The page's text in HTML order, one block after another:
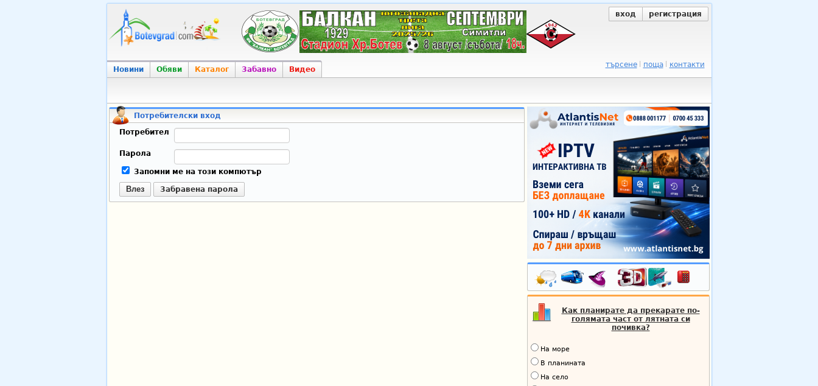
вход регистрация
Новини Обяви Каталог Забавно Видео
търсене поща контакти
Потребителски вход
Потребител
Парола
Запомни ме на този компютър
Влез Забравена парола
Как планирате да прекарате по-
голямата част от лятната си
почивка?
На море
В планината
На село